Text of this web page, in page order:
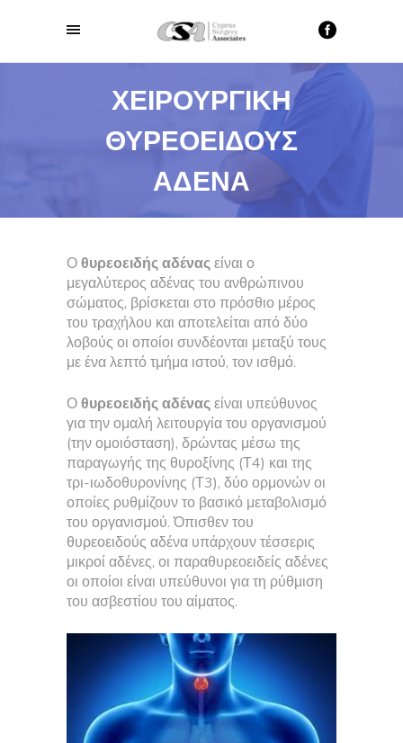
ΧΕΙΡΟΥΡΓΙΚΗ
ΘΥΡΕΟΕΙΔΟΥΣ
ΑΔΕΝΑ
Οθυρεοειδής αδέναςείναι ο
μεγαλύτερος αδένας του ανθρώπινου
σώματος, βρίσκεται στο πρόσθιο μέρος
του τραχήλου και αποτελείται από δύο
λοβούς οι οποίοι συνδέονται μεταξύ τους
με ένα λεπτό τμήμα ιστού, τον ισθμό.
Οθυρεοειδής αδέναςείναι υπεύθυνος
για την ομαλή λειτουργία του οργανισμού
(την ομοιόσταση), δρώντας μέσω της
παραγωγής της θυροξίνης (Τ4) και της
τρι-ιωδοθυρονίνης (Τ3), δύο ορμονών οι
οποίες ρυθμίζουν το βασικό μεταβολισμό
του οργανισμού. Όπισθεν του
θυρεοειδούς αδένα υπάρχουν τέσσερις
μικροί αδένες, οι παραθυρεοειδείς αδένες
οι οποίοι είναι υπεύθυνοι για τη ρύθμιση
του ασβεστίου του αίματος.